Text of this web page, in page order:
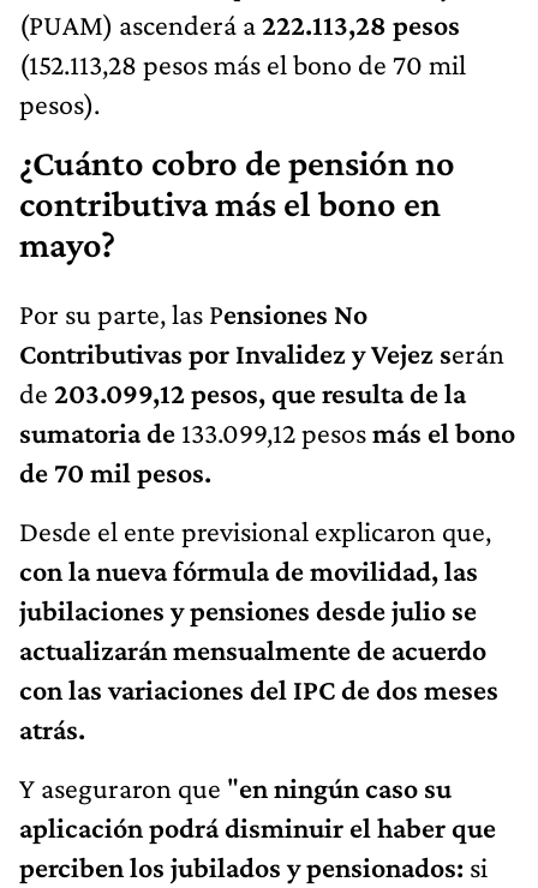
(PUAM) ascenderá a222.113,28 pesos
(152.113,28 pesos más el bono de 70 mil
pesos).
¿Cuánto cobro de pensión no
contributiva más el bono en
mayo?
Por su parte, las Pensiones No
Contributivas por Invalidez y Vejez serán
de 203.099,12 pesos, que resulta de la
sumatoria de 133.099,12 pesosmás el bono
de 70 mil pesos.
Desde el ente previsional explicaron que,
con la nueva fórmula de movilidad, las
jubilaciones y pensiones desde julio se
actualizarán mensualmente de acuerdo
con las variaciones del IPC de dos meses
atrás.
Y aseguraron que "en ningún caso su
aplicación podrá disminuir el haber que
perciben los jubilados y pensionados: si